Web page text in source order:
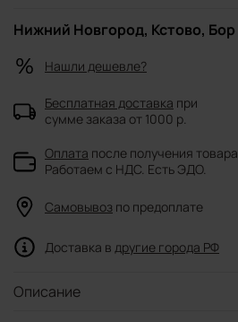
Описание
Нижний Новгород, Кстово, Бор
Нашли дешевле?
Бесплатная доставка при
сумме заказа от 1000 р.
Оплата после получения товара
Работаем с НДС. Есть ЭДО.
Самовывоз по предоплате
Доставка в другие города РФ